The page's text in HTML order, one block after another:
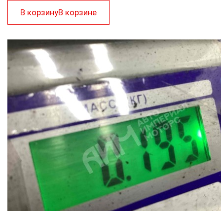
В корзинуВ корзине